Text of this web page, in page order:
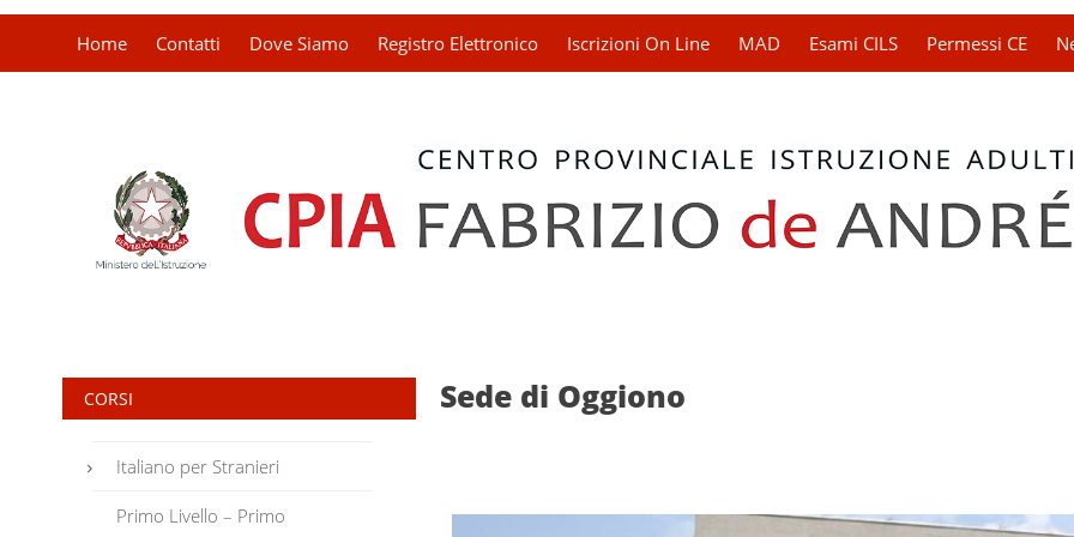
Home Contatti Dove Siamo Registro Elettronico Iscrizioni On Line MAD Esami CILS Permessi CE
CORSI
Italiano per Stranieri
Primo Livello – Primo
Sede di Oggiono